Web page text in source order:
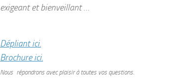
exigeant et bienveillant …
Dépliant ici.
Brochure ici.
Nous répondrons avec plaisir à toutes vos questions.